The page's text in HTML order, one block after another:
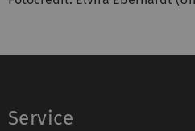
Service